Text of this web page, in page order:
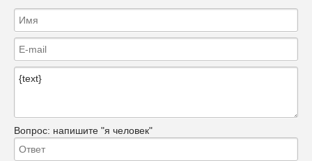
Вопрос: напишите "я человек"